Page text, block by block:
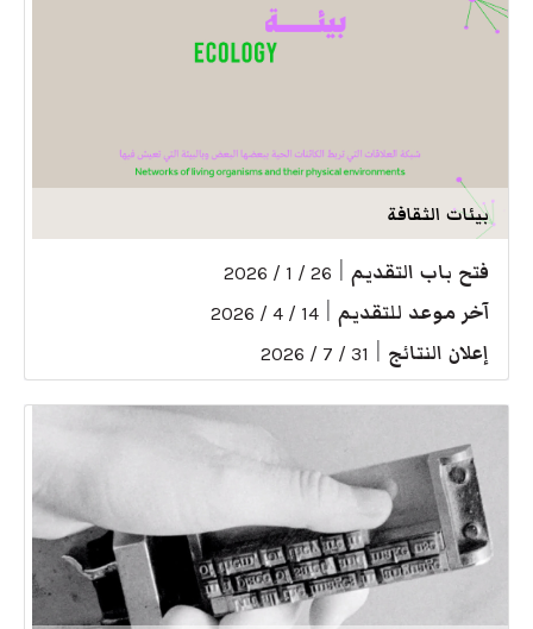
بيئات الثقافة
فتح باب التقديم 26 / 1 / 2026
آخر موعد للتقديم 14 / 4 / 2026
إعلان النتائج 31 / 7 / 2026